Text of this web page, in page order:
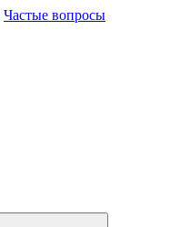
Частые вопросы